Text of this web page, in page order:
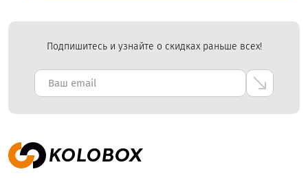
Подпишитесь и узнайте о скидках раньше всех!